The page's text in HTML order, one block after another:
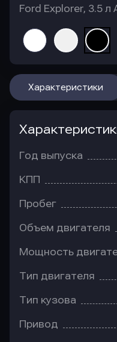
Ford Explorer, 3.5 л
Характеристики
Год выпуска
КПП
Пробег
Объем двигателя
Мощность
Тип двигателя
Тип кузова
Привод